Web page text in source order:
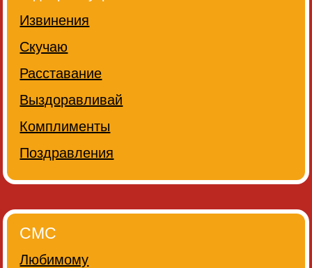
Извинения
Скучаю
Расставание
Выздоравливай
Комплименты
Поздравления
СМС
Любимому